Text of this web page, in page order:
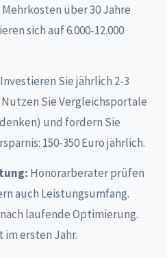
über 30 Jahre
sich auf 6.000-12.000
Investieren Sie jährlich 2-3
Sie Vergleichsportale
und fordern Sie
150-350 Euro jährlich.
Honorarberater prüfen
auch Leistungsumfang.
laufende Optimierung.
ersten Jahr.